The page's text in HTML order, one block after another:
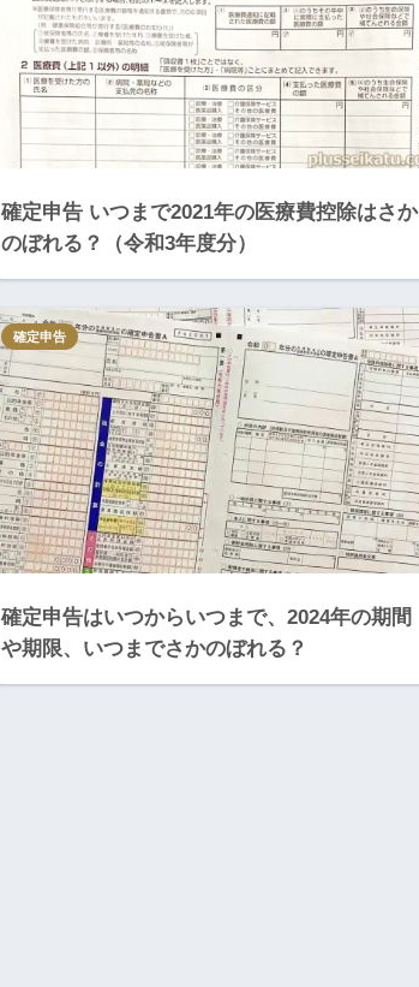
確定申告 いつまで2021年の医療費控除はさか
のぼれる？（令和3年度分）
確定申告はいつからいつまで、2024年の期間
や期限、いつまでさかのぼれる？
確定申告